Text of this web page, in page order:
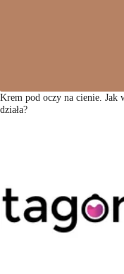
Krem pod oczy na cienie. Jak
działa?